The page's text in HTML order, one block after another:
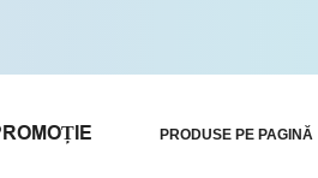
PRODUSE PE PAGINĂ